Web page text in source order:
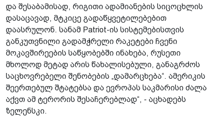
და შესაბამისად, რიგითი ადამიანების სიცოცხლის
დასაცავად, მტკიცე გადაწყვეტილებებით
დაასრულონ. სანამ Patriot-ის სისტემებისთვის
განკუთვნილი გადამჭრელი რაკეტები ჩვენი
მოკავშირეების საწყობებში ინახება, რუსეთი
მხოლოდ მეტად არის წახალისებული, განაგრძოს
საცხოვრებელი შენობების „დამარცხება“. ამერიკის
შეერთებულ შტატებსა და ევროპას საკმარისი ძალა
აქვთ ამ ტერორის შესაჩერებლად“, - აცხადებს
ზელენსკი.